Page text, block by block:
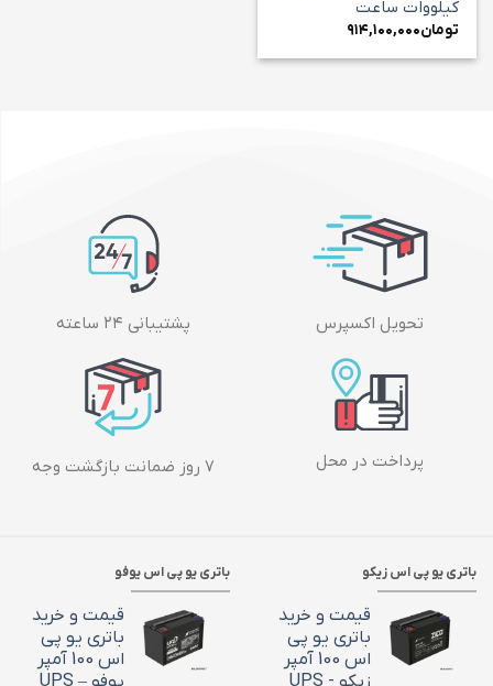
کیلووات ساعت
تومان۹۱۴,۱۰۰,۰۰۰
تحویل اکسپرس پشتیبانی ۲۴ ساعته
پرداخت در محل ۷ روز ضمانت بازگشت وجه
باتری یو پی اس زیکو
قیمت و خرید
باتری یو پی
اس 100 آمپر
زیکو - UPS
باتری یو پی اس یوفو
قیمت و خرید
باتری یو پی
اس 100 آمپر
یوفو – UPS